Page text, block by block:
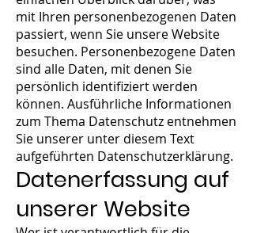
mit Ihren personenbezogenen Daten
passiert, wenn Sie unsere Website
besuchen. Personenbezogene Daten
sind alle Daten, mit denen Sie
persönlich identifiziert werden
können. Ausführliche Informationen
zum Thema Datenschutz entnehmen
Sie unserer unter diesem Text
aufgeführten Datenschutzerklärung.
Datenerfassung auf
unserer Website